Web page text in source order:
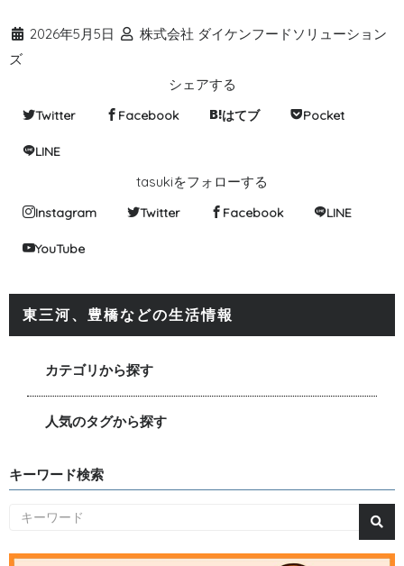
2026年5月5日
株式会社 ダイケンフードソリューション
ズ
シェアする
Twitter Facebook はてブ Pocket
LINE
tasukiをフォローする
Instagram Twitter Facebook LINE
YouTube
東三河、豊橋などの生活情報
カテゴリから探す
人気のタグから探す
キーワード検索